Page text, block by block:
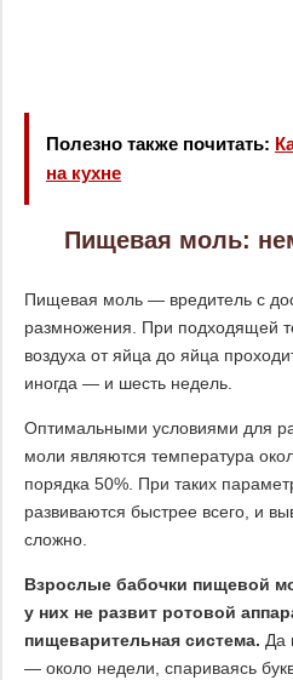
Полезно также почитать:
на кухне
Пищевая моль:
Пищевая моль — вредитель с
размножения. При подходящей
воздуха от яйца до яйца
иногда — и шесть недель.
Оптимальными условиями для
моли являются температура
порядка 50%. При таких
развиваются быстрее всего, и
сложно.
Взрослые бабочки пищевой
у них не развит ротовой
пищеварительная система. Да
— около недели, спариваясь